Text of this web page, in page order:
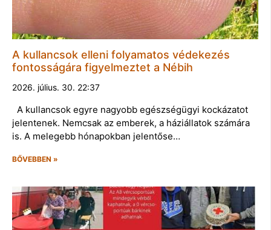
A kullancsok elleni folyamatos védekezés
fontosságára figyelmeztet a Nébih
2026. július. 30. 22:37
A kullancsok egyre nagyobb egészségügyi kockázatot
jelentenek. Nemcsak az emberek, a háziállatok számára
is. A melegebb hónapokban jelentőse…
BŐVEBBEN »